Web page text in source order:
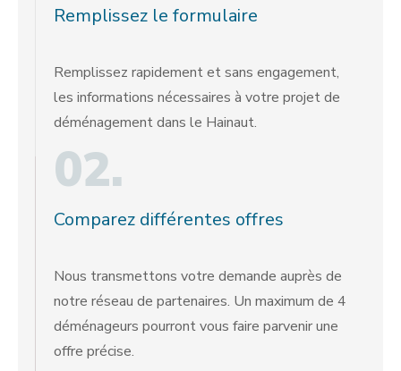
Remplissez le formulaire
Remplissez rapidement et sans engagement,
les informations nécessaires à votre projet de
déménagement dans le Hainaut.
02.
Comparez différentes offres
Nous transmettons votre demande auprès de
notre réseau de partenaires. Un maximum de 4
déménageurs pourront vous faire parvenir une
offre précise.